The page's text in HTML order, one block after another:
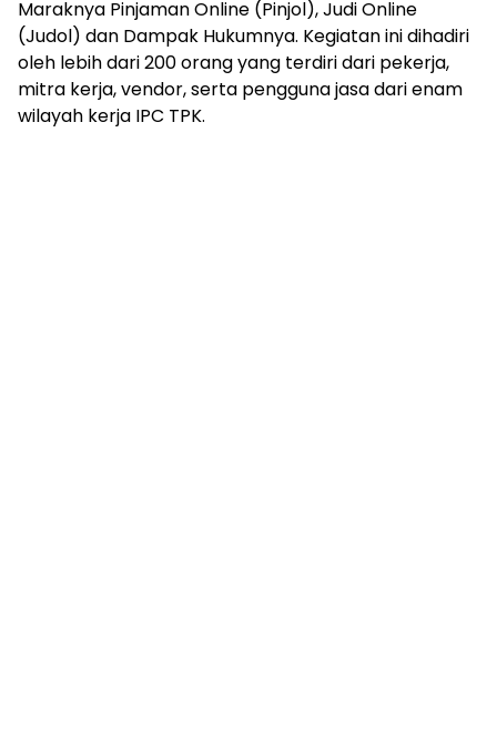
Maraknya Pinjaman Online (Pinjol), Judi Online
(Judol) dan Dampak Hukumnya. Kegiatan ini dihadiri
oleh lebih dari 200 orang yang terdiri dari pekerja,
mitra kerja, vendor, serta pengguna jasa dari enam
wilayah kerja IPC TPK.